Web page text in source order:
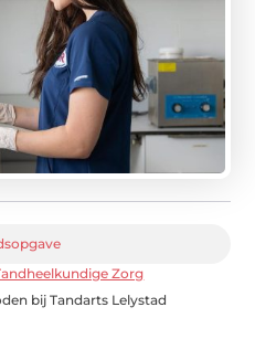
Zorg
bij Tandarts Lelystad